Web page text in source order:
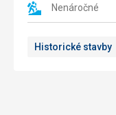
Nenáročné
Historické stavby
veľmi
rozsiahlá
dobre
Mallorke.
Môžete
navštíviť